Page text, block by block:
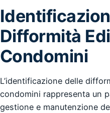
Difformità
Condomini
L’identificazione delle
condomini rappresenta un
gestione e manutenzione